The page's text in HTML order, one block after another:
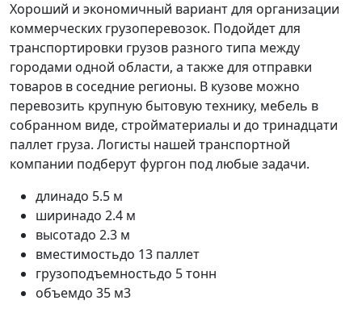
Хороший и экономичный вариант для организации
коммерческих грузоперевозок. Подойдет для
транспортировки грузов разного типа между
городами одной области, а также для отправки
товаров в соседние регионы. В кузове можно
перевозить крупную бытовую технику, мебель в
собранном виде, стройматериалы и до тринадцати
паллет груза. Логисты нашей транспортной
компании подберут фургон под любые задачи.
длинадо 5.5 м
ширинадо 2.4 м
высотадо 2.3 м
вместимостьдо 13 паллет
грузоподъемностьдо 5 тонн
объемдо 35 м3